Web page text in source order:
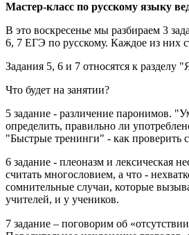
Мастер-класс по русскому языку
В это воскресенье мы разбираем 3
6, 7 ЕГЭ по русскому. Каждое из них
Задания 5, 6 и 7 относятся к разделу
Что будет на занятии?
5 задание - различение паронимов.
определить, правильно ли
"Быстрые тренинги" - как проверить
6 задание - плеоназм и лексическая
считать многословием, а что -
сомнительные случаи, которые
учителей, и у учеников.
7 задание – поговорим об